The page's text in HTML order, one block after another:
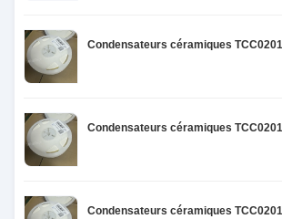
Condensateurs céramiques
Condensateurs céramiques
Condensateurs céramiques